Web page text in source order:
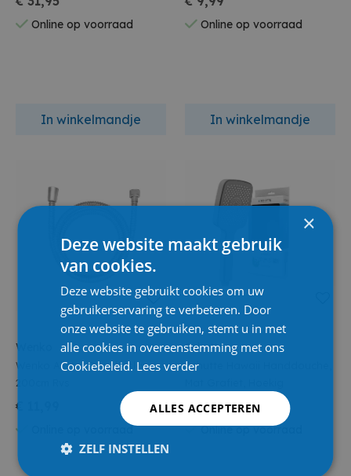
Online op voorraad
In winkelmandje
Online op voorraad
In winkelmandje
Wenko
Wenko Allstar Doucheslang
200cm Rvs
€ 11,99
Online op voorraad
Schutte
Schutte Hawaii Handdouche,
€ 33,50
Online op voorraad
×
Deze website maakt gebruik
van cookies.
Deze website gebruikt cookies om uw
gebruikerservaring te verbeteren. Door
onze website te gebruiken, stemt u in met
alle cookies in overeenstemming met ons
Cookiebeleid. Lees verder
ALLES ACCEPTEREN
ZELF INSTELLEN